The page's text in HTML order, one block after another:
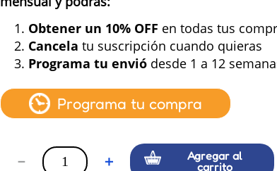
1. Obtener un 10% OFF en todas tus
2. Cancela tu suscripción cuando quieras
3. Programa tu envió desde 1 a 12
Programa tu compra
＋
－
Agregar al
carrito